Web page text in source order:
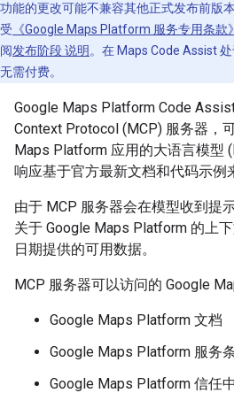
功能的更改可能不兼容其他正式发布前版
受 《Google Maps Platform 服务专用条款
阅发布阶段 说明 。在 Maps Code Assist
无需付费。
Google Maps Platform Code
Context Protocol (MCP) 服务器，
Maps Platform 应用的大语言模型
响应基于官方最新文档和代码示例
由于 MCP 服务器会在模型收到提
关于 Google Maps Platform 的上
日期提供的可用数据。
MCP 服务器可以访问的 Google
Google Maps Platform 文档
Google Maps Platform 服务
Google Maps Platform 信任